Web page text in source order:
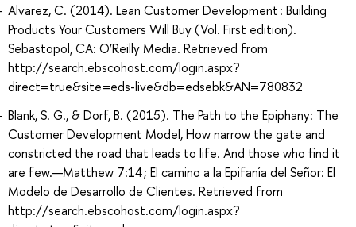
Alvarez, C. (2014). Lean Customer Development : Building
Products Your Customers Will Buy (Vol. First edition).
Sebastopol, CA: O’Reilly Media. Retrieved from
http://search.ebscohost.com/login.aspx?
direct=true&site=eds-live&db=edsebk&AN=780832
Blank, S. G., & Dorf, B. (2015). The Path to the Epiphany: The
Customer Development Model, How narrow the gate and
constricted the road that leads to life. And those who find it
are few.—Matthew 7:14 ; El camino a la Epifanía del Señor: El
Modelo de Desarrollo de Clientes. Retrieved from
http://search.ebscohost.com/login.aspx?